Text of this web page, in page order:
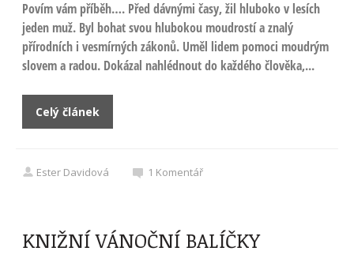
Povím vám příběh…. Před dávnými časy, žil hluboko v lesích
jeden muž. Byl bohat svou hlubokou moudrostí a znalý
přírodních i vesmírných zákonů. Uměl lidem pomoci moudrým
slovem a radou. Dokázal nahlédnout do každého člověka,...
Celý článek
Ester Davidová 1 Komentář
KNIŽNÍ VÁNOČNÍ BALÍČKY